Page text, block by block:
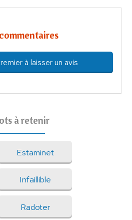
à laisser un avis
à retenir
Estaminet
Infaillible
Radoter